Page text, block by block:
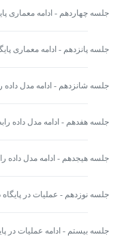
جلسه چهاردهم - ادامه معماری
جلسه پانزدهم - ادامه معماری
جلسه شانزدهم - ادامه مدل داده
جلسه هفدهم - ادامه مدل داده
جلسه هیجدهم - ادامه مدل داده
جلسه نوزدهم - عملیات در
جلسه بیستم - ادامه عملیات در